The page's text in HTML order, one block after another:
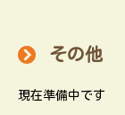
その他
現在準備中です